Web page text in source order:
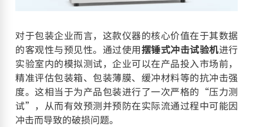
对于包装企业而言，这款仪器的核心价值在于其数据
的客观性与预见性。通过使用摆锤式冲击试验机进行
实验室内的模拟测试，企业可以在产品投入市场前，
精准评估包装箱、包装薄膜、缓冲材料等的抗冲击强
度。这相当于为产品包装进行了一次严格的“压力测
试”，从而有效预测并预防在实际流通过程中可能因
冲击而导致的破损问题。